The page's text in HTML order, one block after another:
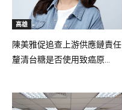
高雄
陳美雅促追查上游供應鏈責任
釐清台糖是否使用致癌原...